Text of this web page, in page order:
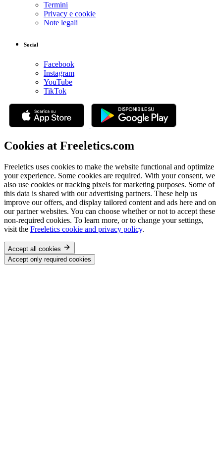
Termini
Privacy e cookie
Note legali
Social
Facebook
Instagram
YouTube
TikTok
Cookies at Freeletics.com
Freeletics uses cookies to make the website functional and optimize
your experience. Some cookies are required. With your consent, we
also use cookies or tracking pixels for marketing purposes. Some of
this data is shared with our advertising partners. These help us
improve our offers, and display tailored content and ads here and on
our partner websites. You can choose whether or not to accept these
non-required cookies. To learn more, or to change your settings,
visit the Freeletics cookie and privacy policy.
Accept all cookies
Accept only required cookies